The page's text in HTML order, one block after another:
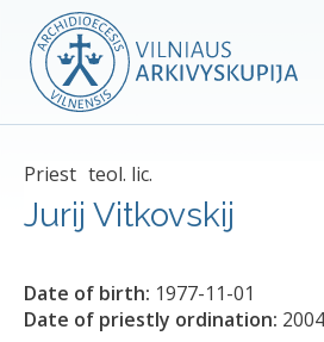
Priest teol. lic.
Jurij Vitkovskij
Date of birth: 1977-11-01
Date of priestly ordination: